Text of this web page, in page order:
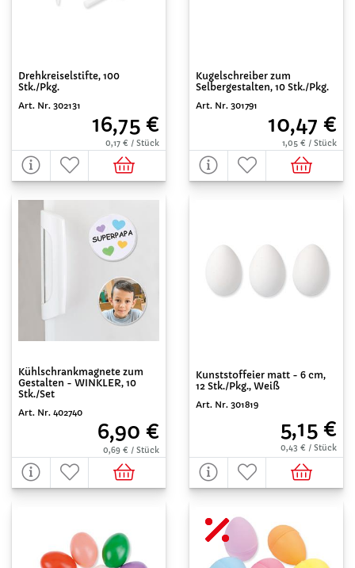
Drehkreiselstifte, 100
Stk./Pkg.
Art. Nr. 302131
16,75 €
0,17 € / Stück
Kugelschreiber zum
Selbergestalten, 10 Stk./Pkg.
Art. Nr. 301791
10,47 €
1,05 € / Stück
Kühlschrankmagnete zum
Gestalten - WINKLER, 10
Stk./Set
Art. Nr. 402740
6,90 €
0,69 € / Stück
Kunststoffeier matt - 6 cm,
12 Stk./Pkg., Weiß
Art. Nr. 301819
5,15 €
0,43 € / Stück